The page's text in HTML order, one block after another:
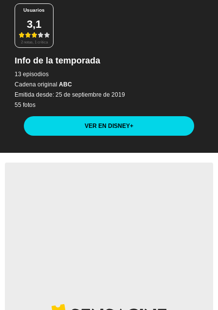
Usuarios
3,1
2 notas, 1 crítica
Info de la temporada
13 episodios
Cadena original ABC
Emitida desde: 25 de septiembre de 2019
55 fotos
VER EN DISNEY+